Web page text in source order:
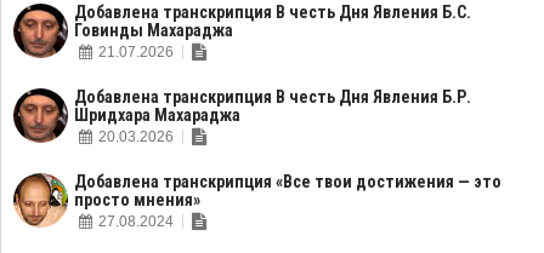
Добавлена транскрипция В честь Дня Явления Б.С.
Говинды Махараджа
21.07.2026
Добавлена транскрипция В честь Дня Явления Б.Р.
Шридхара Махараджа
20.03.2026
Добавлена транскрипция «Все твои достижения — это
просто мнения»
27.08.2024